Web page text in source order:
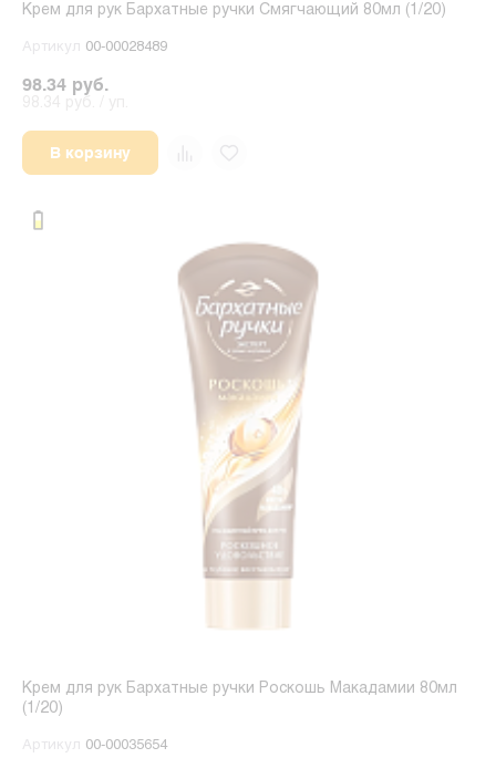
Крем для рук Бархатные ручки Смягчающий 80мл (1/20)
Артикул 00-00028489
98.34 руб.
В корзину
Крем для рук Бархатные ручки Роскошь Макадамии 80мл
(1/20)
Артикул 00-00035654